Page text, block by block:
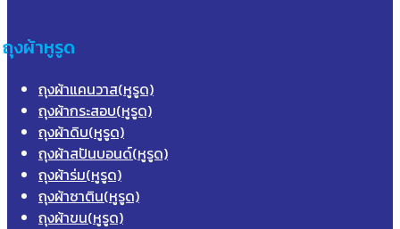
ถุงผ้าหูรูด
ถุงผ้าแคนวาส(หูรูด)
ถุงผ้ากระสอบ(หูรูด)
ถุงผ้าดิบ(หูรูด)
ถุงผ้าสปันบอนด์(หูรูด)
ถุงผ้าร่ม(หูรูด)
ถุงผ้าซาติน(หูรูด)
ถุงผ้าขน(หูรูด)